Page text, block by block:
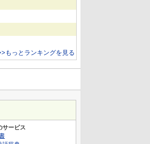
もっとランキングを見る
サービス